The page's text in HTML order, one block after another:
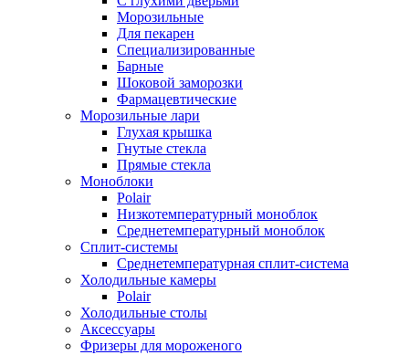
Морозильные
Для пекарен
Специализированные
Барные
Шоковой заморозки
Фармацевтические
Морозильные лари
Глухая крышка
Гнутые стекла
Прямые стекла
Моноблоки
Polair
Низкотемпературный моноблок
Среднетемпературный моноблок
Сплит-системы
Среднетемпературная сплит-система
Холодильные камеры
Polair
Холодильные столы
Аксессуары
Фризеры для мороженого